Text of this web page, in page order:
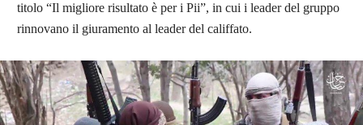
titolo “Il migliore risultato è per i Pii”, in cui i leader del gruppo
rinnovano il giuramento al leader del califfato.